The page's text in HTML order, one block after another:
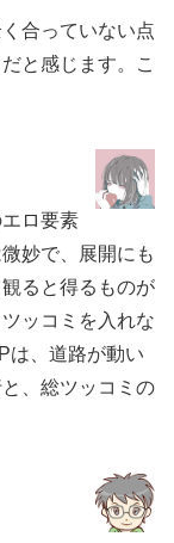
合っていない点
と感じます。こ
ロ要素
妙で、展開にも
ると得るものが
ッコミを入れな
は、道路が動い
、総ツッコミの